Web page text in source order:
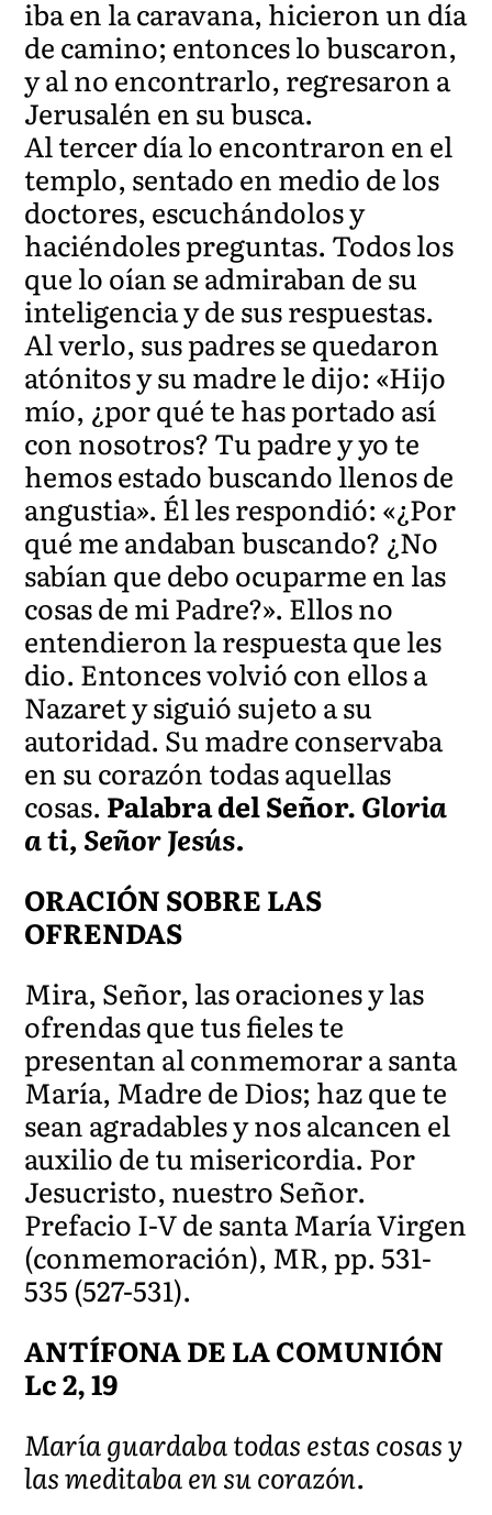
iba en la caravana, hicieron un día
de camino; entonces lo buscaron,
y al no encontrarlo, regresaron a
Jerusalén en su busca.
Al tercer día lo encontraron en el
templo, sentado en medio de los
doctores, escuchándolos y
haciéndoles preguntas. Todos los
que lo oían se admiraban de su
inteligencia y de sus respuestas.
Al verlo, sus padres se quedaron
atónitos y su madre le dijo: «Hijo
mío, ¿por qué te has portado así
con nosotros? Tu padre y yo te
hemos estado buscando llenos de
angustia». Él les respondió: «¿Por
qué me andaban buscando? ¿No
sabían que debo ocuparme en las
cosas de mi Padre?». Ellos no
entendieron la respuesta que les
dio. Entonces volvió con ellos a
Nazaret y siguió sujeto a su
autoridad. Su madre conservaba
en su corazón todas aquellas
cosas. Palabra del Señor.Gloria
a ti, Señor Jesús.
ORACIÓN SOBRE LAS
OFRENDAS
Mira, Señor, las oraciones y las
ofrendas que tus fieles te
presentan al conmemorar a santa
María, Madre de Dios; haz que te
sean agradables y nos alcancen el
auxilio de tu misericordia. Por
Jesucristo, nuestro Señor.
Prefacio I-V de santa María Virgen
(conmemoración), MR, pp. 531-
535 (527-531).
ANTÍFONA DE LA COMUNIÓN
Lc 2, 19
María guardaba todas estas cosas y
las meditaba en su corazón.